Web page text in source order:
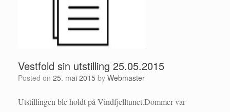
Vestfold sin utstilling 25.05.2015
Posted on 25. mai 2015 by Webmaster
Utstillingen ble holdt på Vindfjelltunet.Dommer var